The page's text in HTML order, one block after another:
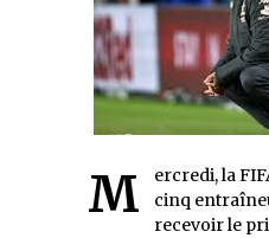
Mercredi, la FIFA révélait le nom des
cinq
recevoir le